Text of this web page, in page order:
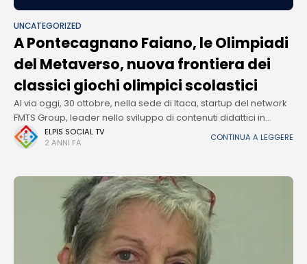
UNCATEGORIZED
A Pontecagnano Faiano, le Olimpiadi
del Metaverso, nuova frontiera dei
classici giochi olimpici scolastici
Al via oggi, 30 ottobre, nella sede di Itaca, startup del network
FMTS Group, leader nello sviluppo di contenuti didattici in
Realtà Virtuale, a Pontecagnano Faiano, le Olimpiadi del
Metaverso,
ELPIS SOCIAL TV
2 ANNI FA
CONTINUA A LEGGERE